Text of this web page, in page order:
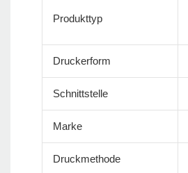
Produkttyp
Druckerform
Schnittstelle
Marke
Druckmethode